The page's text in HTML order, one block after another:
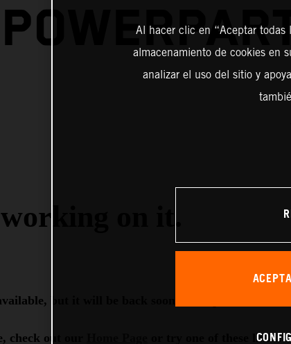
Al hacer clic en “Aceptar todas
almacenamiento de cookies en
analizar el uso del sitio y